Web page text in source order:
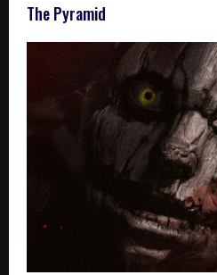
The Pyramid